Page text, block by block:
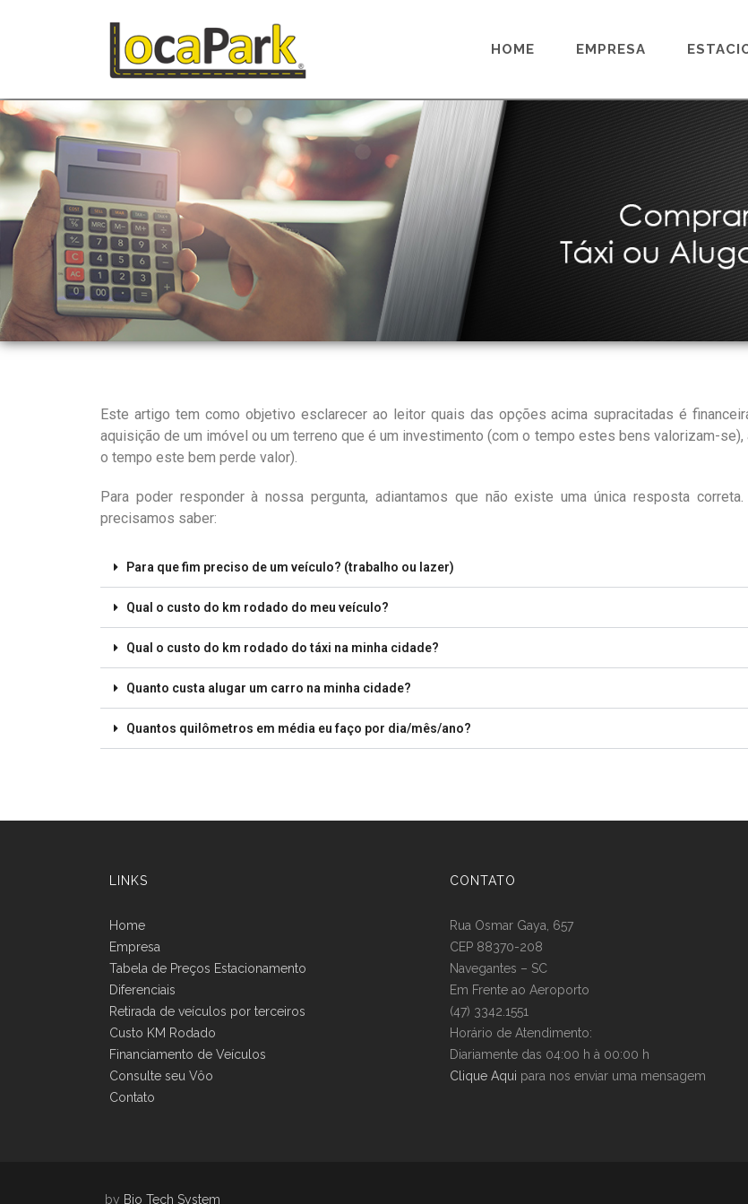
HOME EMPRESA
Este artigo tem como objetivo esclarecer ao leitor quais das opções acima supracitadas é
aquisição de um imóvel ou um terreno que é um investimento (com o tempo estes bens valorizam-
o tempo este bem perde valor).
Para poder responder à nossa pergunta, adiantamos que não existe uma única resposta
precisamos saber:
Para que fim preciso de um veículo? (trabalho ou lazer)
Qual o custo do km rodado do meu veículo?
Qual o custo do km rodado do táxi na minha cidade?
Quanto custa alugar um carro na minha cidade?
Quantos quilômetros em média eu faço por dia/mês/ano?
LINKS
Home
Empresa
Tabela de Preços Estacionamento
Diferenciais
Retirada de veículos por terceiros
Custo KM Rodado
Financiamento de Veículos
Consulte seu Vôo
Contato
CONTATO
Rua Osmar Gaya, 657
CEP 88370-208
Navegantes – SC
Em Frente ao Aeroporto
(47) 3342.1551
Horário de Atendimento:
Diariamente das 04:00 h à 00:00 h
Clique Aqui para nos enviar uma mensagem
by Bio Tech System